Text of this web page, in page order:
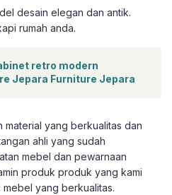
desain elegan dan antik.
rumah anda.
retro modern
Jepara Furniture Jepara
material yang berkualitas dan
ahli yang sudah
mebel dan pewarnaan
produk produk yang kami
yang berkualitas.